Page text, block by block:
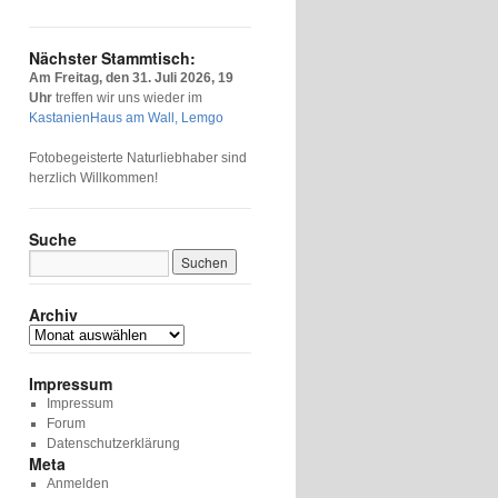
Nächster Stammtisch:
Am Freitag, den 31. Juli 2026, 19
Uhr treffen wir uns wieder im
KastanienHaus am Wall, Lemgo
Fotobegeisterte Naturliebhaber sind
herzlich Willkommen!
Suche
Archiv
Archiv
Impressum
Impressum
Forum
Datenschutzerklärung
Meta
Anmelden